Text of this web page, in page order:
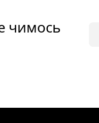
чимось